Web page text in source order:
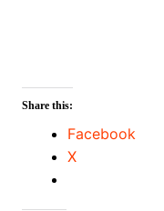
Share this:
Facebook
X